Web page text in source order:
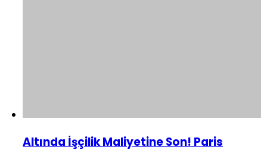
Altında İşçilik Maliyetine Son! Paris